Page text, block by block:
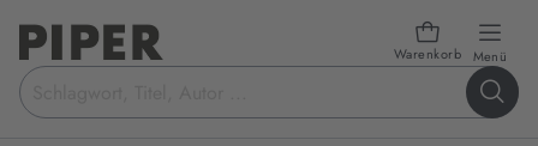
Warenkorb Menü
Suchbegriff
eingeben